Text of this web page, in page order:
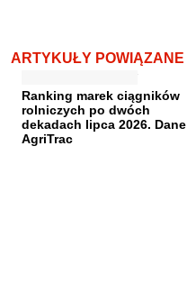
ARTYKUŁY POWIĄZANE
Ranking marek ciągników
rolniczych po dwóch
dekadach lipca 2026. Dane
AgriTrac